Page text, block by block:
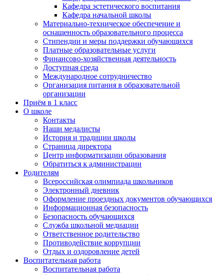
Кафедра эстетического воспитания
Кафедра начальной школы
Материально-техническое обеспечение и
оснащенность образовательного процесса
Стипендии и меры поддержки обучающихся
Платные образовательные услуги
Финансово-хозяйственная деятельность
Доступная среда
Международное сотрудничество
Организация питания в образовательной
организации
Приём в 1 класс
О школе
Контакты
Наши медалисты
История и традиции школы
Страница директора
Центр информатизации образования
Обратиться к администрации
Родителям
Всероссийская олимпиада школьников
Электронный дневник
Оформление проездных документов обучающихся
Информационная безопасность
Безопасность обучающихся
Служба школьной медиации
Ответственное родительство
Противодействие коррупции
Отдых и оздоровление детей
Воспитательная работа
Воспитательная работа